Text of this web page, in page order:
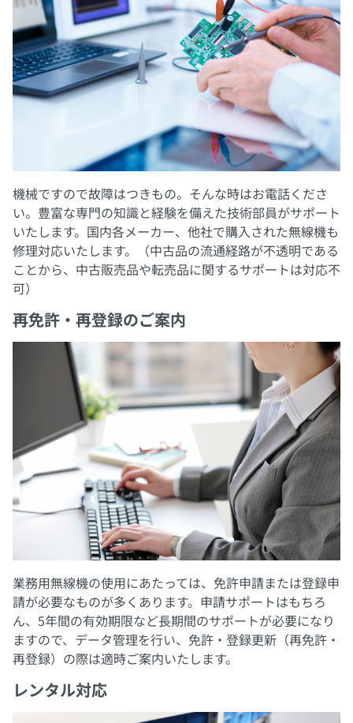
機械ですので故障はつきもの。そんな時はお電話くださ
い。豊富な専門の知識と経験を備えた技術部員がサポート
いたします。国内各メーカー、他社で購入された無線機も
修理対応いたします。（中古品の流通経路が不透明である
ことから、中古販売品や転売品に関するサポートは対応不
可）
再免許・再登録のご案内
業務用無線機の使用にあたっては、免許申請または登録申
請が必要なものが多くあります。申請サポートはもちろ
ん、5年間の有効期限など長期間のサポートが必要になり
ますので、データ管理を行い、免許・登録更新（再免許・
再登録）の際は適時ご案内いたします。
レンタル対応